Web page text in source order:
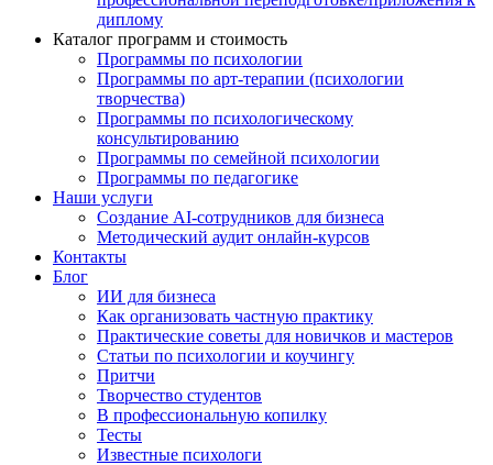
диплому
Каталог программ и стоимость
Программы по психологии
Программы по арт-терапии (психологии
творчества)
Программы по психологическому
консультированию
Программы по семейной психологии
Программы по педагогике
Наши услуги
Создание AI-сотрудников для бизнеса
Методический аудит онлайн-курсов
Контакты
Блог
ИИ для бизнеса
Как организовать частную практику
Практические советы для новичков и мастеров
Статьи по психологии и коучингу
Притчи
Творчество студентов
В профессиональную копилку
Тесты
Известные психологи